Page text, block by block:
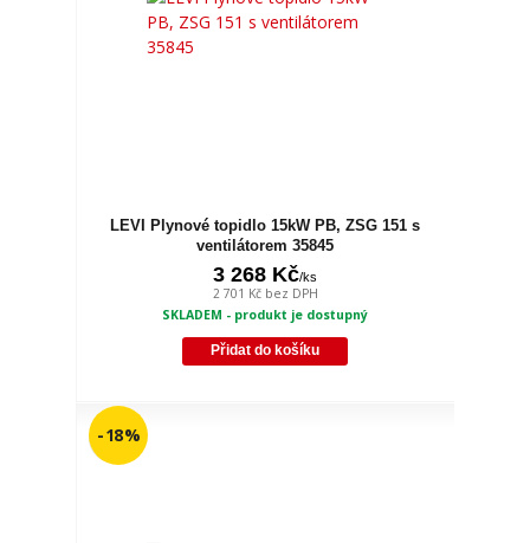
LEVI Plynové topidlo 15kW PB, ZSG 151 s
ventilátorem 35845
3 268 Kč/ks
2 701 Kč bez DPH
SKLADEM - produkt je dostupný
Přidat do košíku
- 18 %